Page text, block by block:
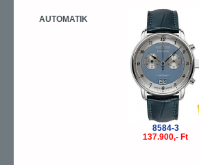
AUTOMATIK
8584-3
137.900,- Ft